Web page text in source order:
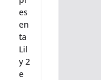
es
en
ta
Lil
y 2
e